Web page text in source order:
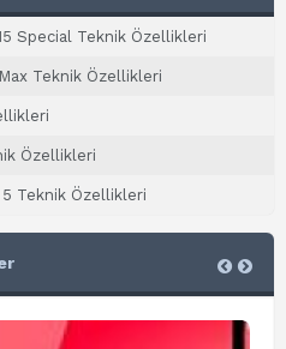
Special Teknik Özellikleri
Teknik Özellikleri
Özellikleri
Teknik Özellikleri